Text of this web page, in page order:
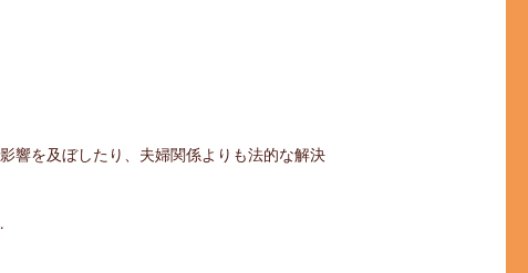
響を及ぼしたり、夫婦関係よりも法的な解決